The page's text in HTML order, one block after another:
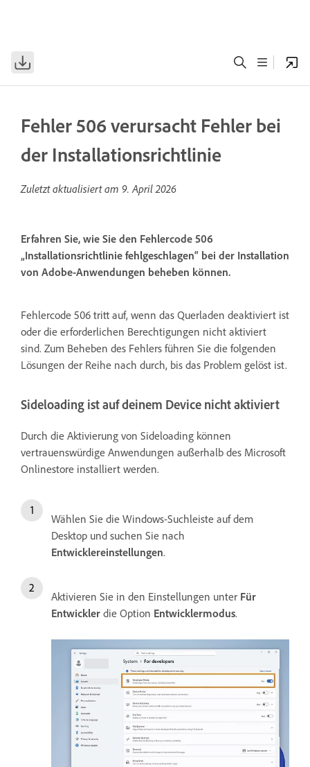
Fehler 506 verursacht Fehler bei
der Installationsrichtlinie
Zuletzt aktualisiert am 9. April 2026
Erfahren Sie, wie Sie den Fehlercode 506
„Installationsrichtlinie fehlgeschlagen“ bei der Installation
von Adobe-Anwendungen beheben können.
Fehlercode 506 tritt auf, wenn das Querladen deaktiviert ist
oder die erforderlichen Berechtigungen nicht aktiviert
sind. Zum Beheben des Fehlers führen Sie die folgenden
Lösungen der Reihe nach durch, bis das Problem gelöst ist.
Sideloading ist auf deinem Device nicht aktiviert
Durch die Aktivierung von Sideloading können
vertrauenswürdige Anwendungen außerhalb des Microsoft
Onlinestore installiert werden.
Wählen Sie die Windows-Suchleiste auf dem
Desktop und suchen Sie nach
Entwicklereinstellungen.
Aktivieren Sie in den Einstellungen unter Für
Entwickler die Option Entwicklermodus.